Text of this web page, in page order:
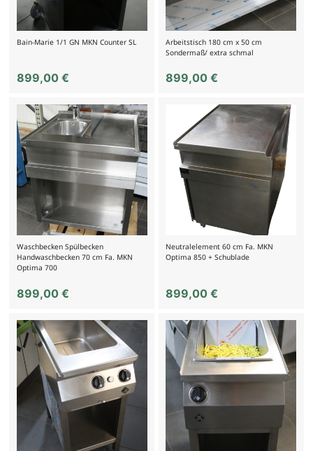
Bain-Marie 1/1 GN MKN Counter SL
899,00 €
Arbeitstisch 180 cm x 50 cm
Sondermaß/ extra schmal
899,00€
Waschbecken Spülbecken
Handwaschbecken 70 cm Fa. MKN
Optima 700
899,00 €
Neutralelement 60 cm Fa. MKN
Optima 850 + Schublade
899,00€